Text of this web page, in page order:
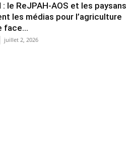
: le ReJPAH-AOS et les paysans
les médias pour l’agriculture
face...
juillet 2, 2026